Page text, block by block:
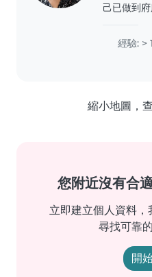
己已做到
正常出生
媽的推薦
專業、細心和
天回家都
以消耗體
姐弟和社區
經驗: >
縮小地圖，
您附近沒有合
立即建立個人資料
尋找可靠
開